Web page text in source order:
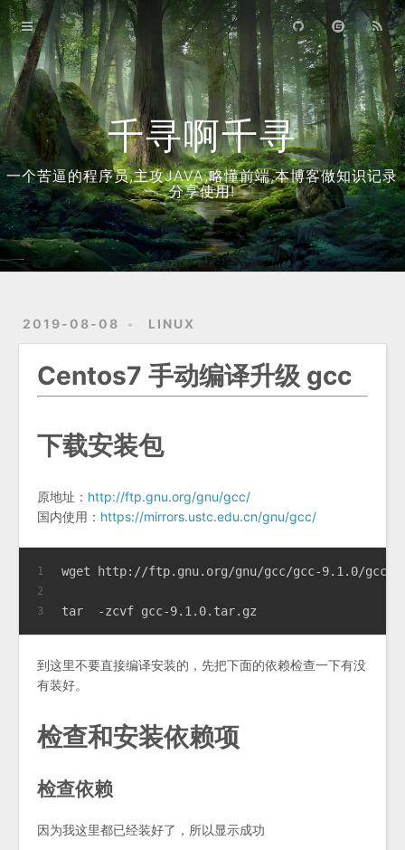
千寻啊千寻
一个苦逼的程序员,主攻JAVA,略懂前端,本博客做知识记录
分享使用!
2019-08-08 LINUX
Centos7 手动编译升级 gcc
下载安装包
原地址： http://ftp.gnu.org/gnu/gcc/
国内使用： https://mirrors.ustc.edu.cn/gnu/gcc/
1
2
3
wget http://ftp.gnu.org/gnu/gcc/gcc-9.1.0/gcc-
tar  -zcvf gcc-9.1.0.tar.gz
到这里不要直接编译安装的，先把下面的依赖检查一下有没
有装好。
检查和安装依赖项
检查依赖
因为我这里都已经装好了，所以显示成功
首页
归档
关于